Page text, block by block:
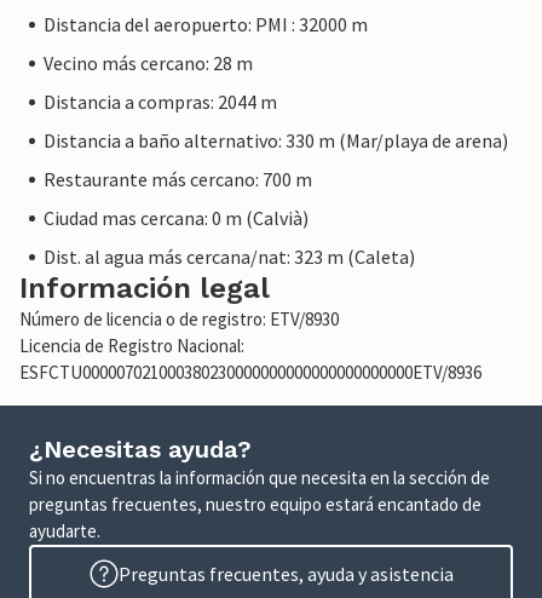
Distancia del aeropuerto: PMI : 32000 m
Vecino más cercano: 28 m
Distancia a compras: 2044 m
Distancia a baño alternativo: 330 m (Mar/playa de arena)
Restaurante más cercano: 700 m
Ciudad mas cercana: 0 m (Calvià)
Dist. al agua más cercana/nat: 323 m (Caleta)
Información legal
Número de licencia o de registro: ETV/8930
Licencia de Registro Nacional:
ESFCTU000007021000380230000000000000000000000ETV/8936
¿Necesitas ayuda?
Si no encuentras la información que necesita en la sección de
preguntas frecuentes, nuestro equipo estará encantado de
ayudarte.
Preguntas frecuentes, ayuda y asistencia